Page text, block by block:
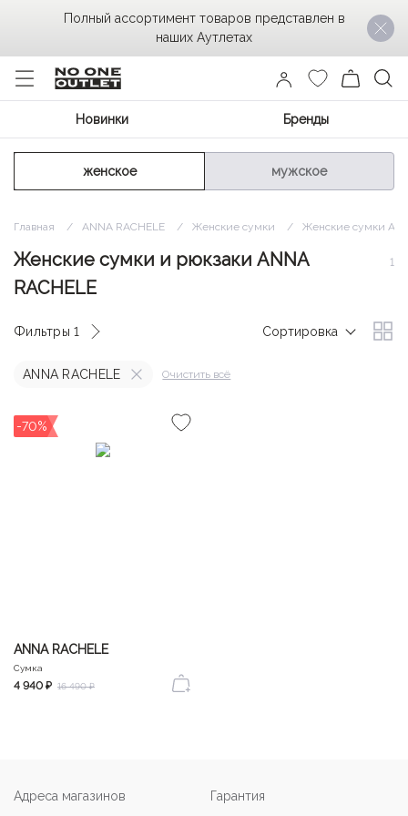
Новинки Бренды
женское мужское
Главная ANNA RACHELE Женские сумки Женские сумки
Женские сумки и рюкзаки ANNA
RACHELE
1
Фильтры 1 Сортировка
ANNA RACHELE Очистить всё
-70%
ANNA RACHELE
Сумка
4 940 ₽ 16 490 ₽
Полный ассортимент товаров представлен в
наших Аутлетах
Адреса магазинов Гарантия